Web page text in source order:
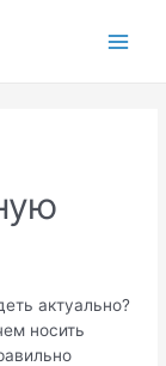
актуально?
носить